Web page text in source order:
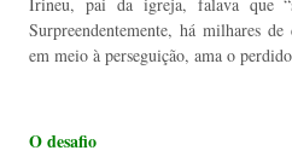
Irineu, pai da igreja, falava que
Surpreendentemente, há milhares
em meio à perseguição, ama o
O desafio